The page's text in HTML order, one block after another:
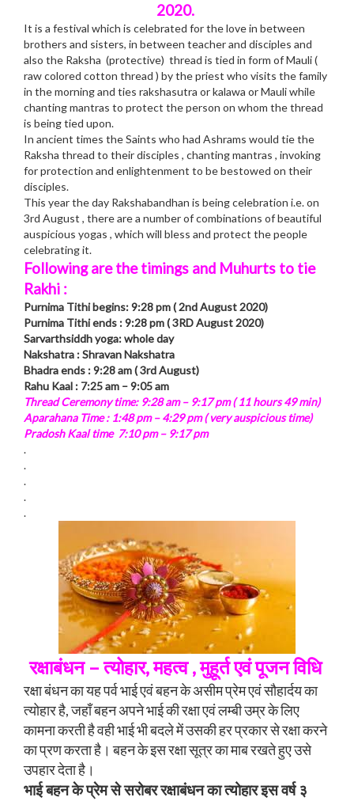
2020.
It is a festival which is celebrated for the love in between
brothers and sisters, in between teacher and disciples and
also the Raksha (protective) thread is tied in form of Mauli (
raw colored cotton thread ) by the priest who visits the family
in the morning and ties rakshasutra or kalawa or Mauli while
chanting mantras to protect the person on whom the thread
is being tied upon.
In ancient times the Saints who had Ashrams would tie the
Raksha thread to their disciples , chanting mantras , invoking
for protection and enlightenment to be bestowed on their
disciples.
This year the day Rakshabandhan is being celebration i.e. on
3rd August , there are a number of combinations of beautiful
auspicious yogas , which will bless and protect the people
celebrating it.
Following are the timings and Muhurts to tie
Rakhi :
Purnima Tithi begins: 9:28 pm ( 2nd August 2020)
Purnima Tithi ends : 9:28 pm ( 3RD August 2020)
Sarvarthsiddh yoga: whole day
Nakshatra : Shravan Nakshatra
Bhadra ends : 9:28 am ( 3rd August)
Rahu Kaal : 7:25 am – 9:05 am
Thread Ceremony time: 9:28 am – 9:17 pm ( 11 hours 49 min)
Aparahana Time : 1:48 pm – 4:29 pm ( very auspicious time)
Pradosh Kaal time 7:10 pm – 9:17 pm
.
.
.
.
.
रक्षाबंधन – त्योहार, महत्व , मुहूर्त एवं पूजन विधि
रक्षा बंधन का यह पर्व भाई एवं बहन के असीम प्रेम एवं सौहार्दय का
त्योहार है, जहाँ बहन अपने भाई की रक्षा एवं लम्बी उम्र के लिए
कामना करती है वही भाई भी बदले में उसकी हर प्रकार से रक्षा करने
का प्रण करता है। बहन के इस रक्षा सूत्र का माब रखते हुए उसे
उपहार देता है।
भाई बहन के प्रेम से सरोबर रक्षाबंधन का त्योहार इस वर्ष ३